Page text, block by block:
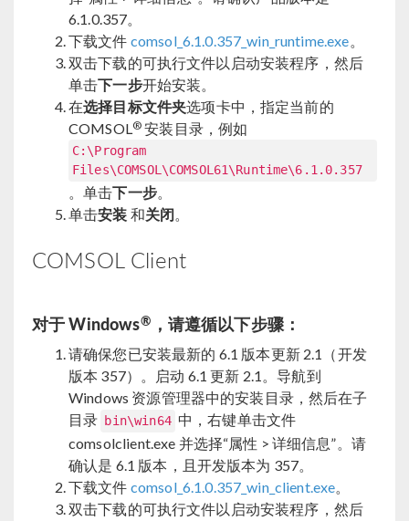
6.1.0.357。
下载文件 comsol_6.1.0.357_win_runtime.exe。
双击下载的可执行文件以启动安装程序，然后
单击下一步开始安装。
在选择目标文件夹选项卡中，指定当前的
COMSOL® 安装目录，例如
C:\Program
Files\COMSOL\COMSOL61\Runtime\6.1.0.357
。单击下一步。
单击安装 和关闭。
COMSOL Client
对于 Windows® ，请遵循以下步骤：
请确保您已安装最新的 6.1 版本更新 2.1（开发
版本 357）。启动 6.1 更新 2.1。导航到
Windows 资源管理器中的安装目录，然后在子
目录 bin\win64 中，右键单击文件
comsolclient.exe 并选择“属性 > 详细信息”。请
确认是 6.1 版本，且开发版本为 357。
下载文件 comsol_6.1.0.357_win_client.exe。
双击下载的可执行文件以启动安装程序，然后